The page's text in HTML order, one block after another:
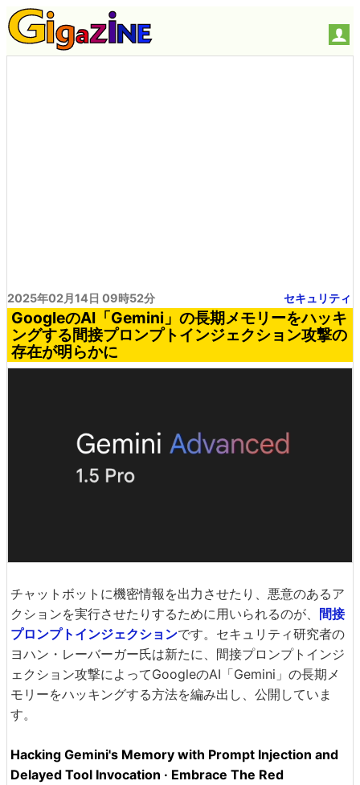
2025年02月14日 09時52分 セキュリティ
GoogleのAI「Gemini」の長期メモリーをハッキ
ングする間接プロンプトインジェクション攻撃の
存在が明らかに
チャットボットに機密情報を出力させたり、悪意のあるア
クションを実行させたりするために用いられるのが、 間接
プロンプトインジェクションです。セキュリティ研究者の
ヨハン・レーバーガー氏は新たに、間接プロンプトインジ
ェクション攻撃によってGoogleのAI「Gemini」の長期メ
モリーをハッキングする方法を編み出し、公開していま
す。
Hacking Gemini's Memory with Prompt Injection and
Delayed Tool Invocation · Embrace The Red